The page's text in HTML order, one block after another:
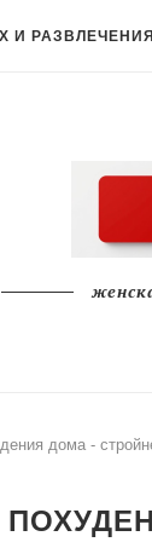
И РАЗВЛЕЧЕНИЯ
дома -